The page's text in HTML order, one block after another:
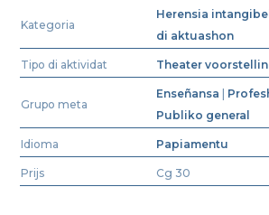
Kategoria
Herensia intangibel
di aktuashon
Tipo di aktividat Theater
Grupo meta
Enseñansa
Publiko general
Idioma Papiamentu
Prijs Cg 30